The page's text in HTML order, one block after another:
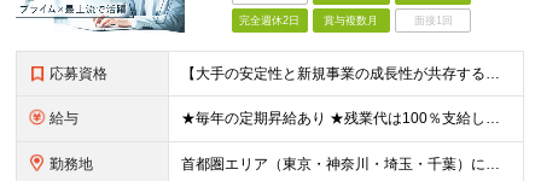
完全週休2日 賞与複数月 面接1回
応募資格 【大手の安定性と新規事業の成長性が共存する場所で活躍しませんか？】 ・制御・組み込み領域での設計や開発実務経験 ★「今より上流の仕事にチャレンジしたい」という方も、 「管理＜モノづくり」を続けたいとい
給与 ★毎年の定期昇給あり ★残業代は100％支給します 月給30万円～73万円＋賞与年2回 ┗年収例：400万円～1000万円 ※経験・能力を考慮し規定により決定します ※試用期間6ヶ月あり（期間中の
勤務地 首都圏エリア（東京・神奈川・埼玉・千葉）にて勤務いただきます。 【東京本社】 東京都千代田区紀尾井町4-1 ニューオータニガーデンコート21F ※(変更の範囲)上記を除く当社関連勤務地